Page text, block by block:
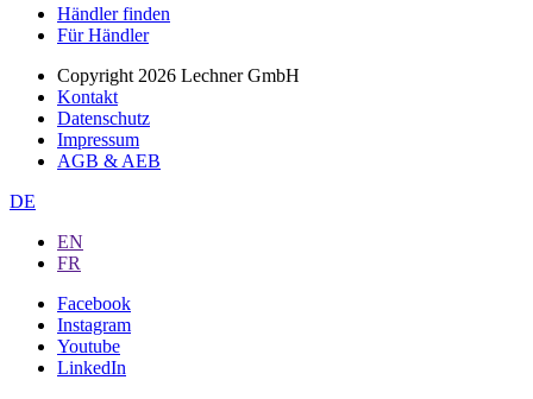
Händler finden
Für Händler
Copyright 2026 Lechner GmbH
Kontakt
Datenschutz
Impressum
AGB & AEB
DE
EN
FR
Facebook
Instagram
Youtube
LinkedIn